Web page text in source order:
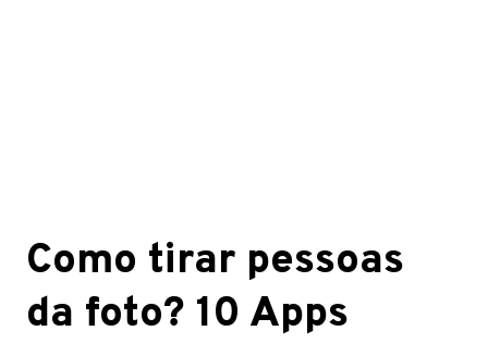
Como tirar pessoas
da foto? 10 Apps